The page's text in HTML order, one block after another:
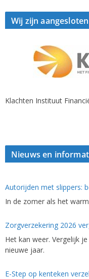
Wij zijn
Klachten Instituut
Nieuws en
Autorijden met slippers:
In de zomer als het
Zorgverzekering 2026
Het kan weer. Vergelijk
nieuwe jaar.
E-Step op kenteken